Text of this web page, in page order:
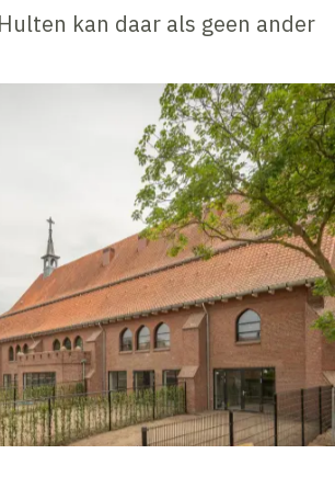
kan daar als geen ander